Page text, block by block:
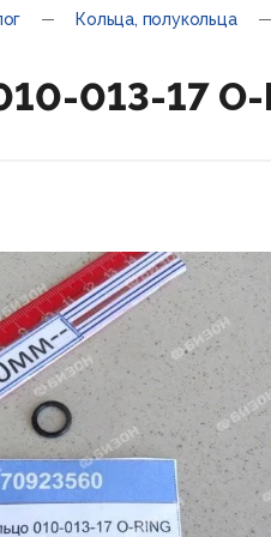
Кольца, полукольца
013-17 O-